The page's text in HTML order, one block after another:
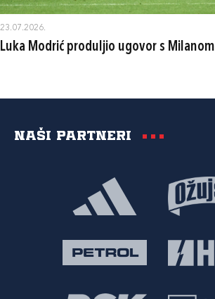
23.07.2026.
Luka Modrić produljio ugovor s Milanom
Naši partneri